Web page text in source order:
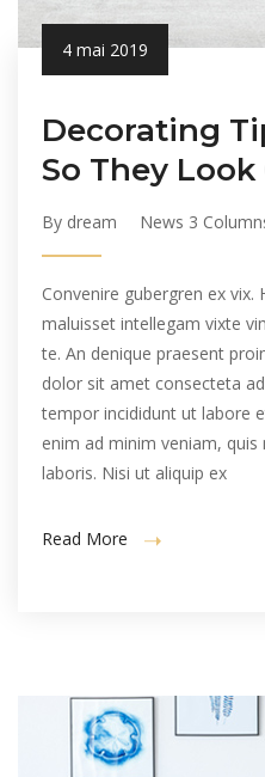
4 mai 2019
Decorating
So They Look
By dream News 3
Convenire gubergren ex
maluisset intellegam vixte
te. An denique praesent
dolor sit amet consecteta
tempor incididunt ut labore
enim ad minim veniam,
laboris. Nisi ut aliquip ex
Read More